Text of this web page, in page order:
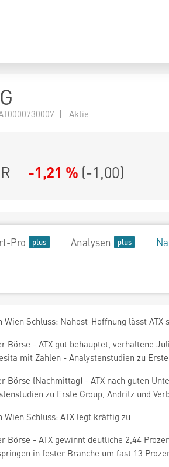
| Aktie
-1,21 % (-1,00)
Pro Analysen
Wien Schluss: Nahost-Hoffnung lässt ATX
Börse - ATX gut behauptet, verhaltene
mit Zahlen - Analystenstudien zu
Börse (Nachmittag) - ATX nach guten
zu Erste Group, Andritz und
Wien Schluss: ATX legt kräftig zu
Börse - ATX gewinnt deutliche 2,44
in fester Branche um fast 13